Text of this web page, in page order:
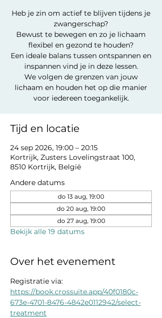
Heb je zin om actief te blijven tijdens je
zwangerschap?
Bewust te bewegen en zo je lichaam
flexibel en gezond te houden?
Een ideale balans tussen ontspannen en
inspannen vind je in deze lessen.
We volgen de grenzen van jouw
lichaam en houden het op die manier
voor iedereen toegankelijk.
Tijd en locatie
24 sep 2026, 19:00 – 20:15
Kortrijk, Zusters Lovelingstraat 100,
8510 Kortrijk, België
Andere datums
do 13 aug, 19:00
do 20 aug, 19:00
do 27 aug, 19:00
Bekijk alle 19 datums
Over het evenement
Registratie via:
https://book.crossuite.app/40f0180c-
673e-4701-8476-4842e0112942/select-
treatment